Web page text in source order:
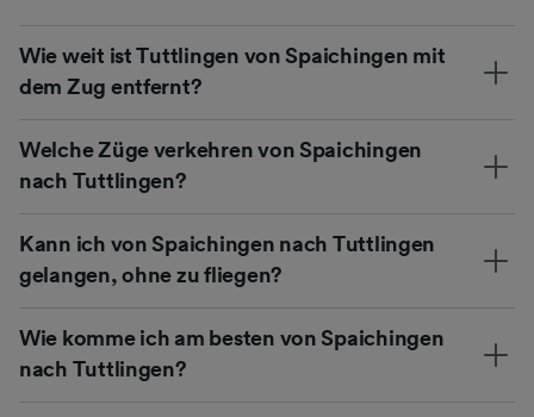
Wie weit ist Tuttlingen von Spaichingen mit
dem Zug entfernt?
Welche Züge verkehren von Spaichingen
nach Tuttlingen?
Kann ich von Spaichingen nach Tuttlingen
gelangen, ohne zu fliegen?
Wie komme ich am besten von Spaichingen
nach Tuttlingen?